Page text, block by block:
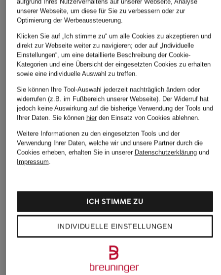
ÄHNLICHE ARTIKEL ENTDECKEN
aufgrund Ihres Nutzerverhaltens auf unserer Webseite, Analyse
unserer Webseite, um diese für Sie zu verbessern oder zur
Optimierung der Werbeaussteuerung.
Klicken Sie auf „Ich stimme zu“ um alle Cookies zu akzeptieren und
direkt zur Webseite weiter zu navigieren; oder auf „Individuelle
Einstellungen“, um eine detaillierte Beschreibung der Cookie-
Kategorien und eine Übersicht der eingesetzten Cookies zu erhalten
sowie eine individuelle Auswahl zu treffen.
Sie können Ihre Tool-Auswahl jederzeit nachträglich ändern oder
widerrufen (z.B. im Fußbereich unserer Webseite). Der Widerruf hat
jedoch keine Auswirkung auf die bisherige Verwendung der Tools und
Ihrer Daten. Sie können hierden Einsatz von Cookies ablehnen.
Weitere Informationen zu den eingesetzten Tools und der
Verwendung Ihrer Daten, welche wir und unsere Partner durch die
Cookies erheben, erhalten Sie in unserer Datenschutzerklärungund
Impressum.
INDIVIDUELLE EINSTELLUNGEN
ICH STIMME ZU